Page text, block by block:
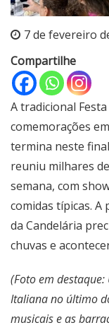
7 de fevereiro
Compartilhe
A tradicional
comemorações
termina neste
reuniu milhares
semana, com
comidas típicas.
da Candelária
chuvas e
(Foto em
Italiana no último
musicais e as